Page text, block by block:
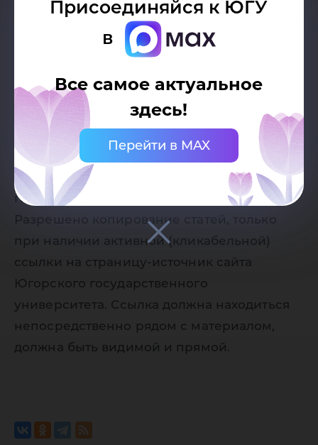
Присоединяйся к ЮГУ
в
Все самое актуальное
здесь!
Перейти в MAX
Дата публикации: 28.02.2026
Автор:
Пресс-служба Югорского
государственного университета
Разрешено копирование статей, только
при наличии активной (кликабельной)
ссылки на страницу-источник сайта
Югорского государственного
университета. Ссылка должна находиться
непосредственно рядом с материалом,
должна быть видимой и прямой.